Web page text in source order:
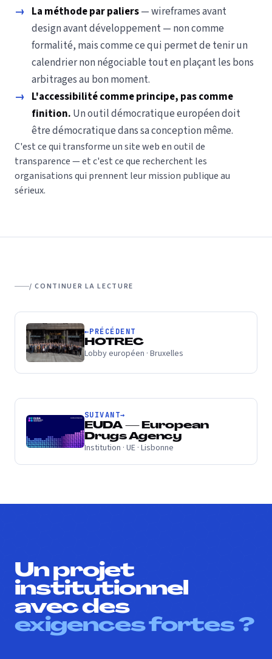
→ La méthode par paliers— wireframes avant
design avant développement — non comme
formalité, mais comme ce qui permet de tenir un
calendrier non négociable tout en plaçant les bons
arbitrages au bon moment.
→ L'accessibilité comme principe, pas comme
finition. Un outil démocratique européen doit
être démocratique dans sa conception même.
C'est ce qui transforme un site web en outil de
transparence — et c'est ce que recherchent les
organisations qui prennent leur mission publique au
sérieux.
/ CONTINUER LA LECTURE
←PRÉCÉDENT
HOTREC
Lobby européen · Bruxelles
SUIVANT→
EUDA — European
Drugs Agency
Institution · UE · Lisbonne
Un projet
institutionnel
avec des
exigences fortes ?